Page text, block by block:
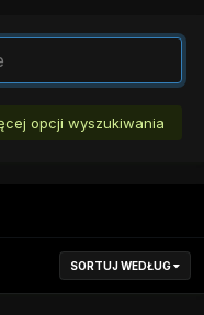
opcji wyszukiwania
SORTUJ WEDŁUG